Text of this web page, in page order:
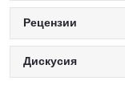
Рецензии
Дискусия